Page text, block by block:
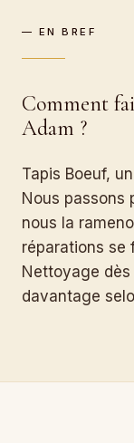
— EN BREF
Comment
Adam ?
Tapis Boeuf,
Nous passons
nous la
réparations se
Nettoyage
davantage